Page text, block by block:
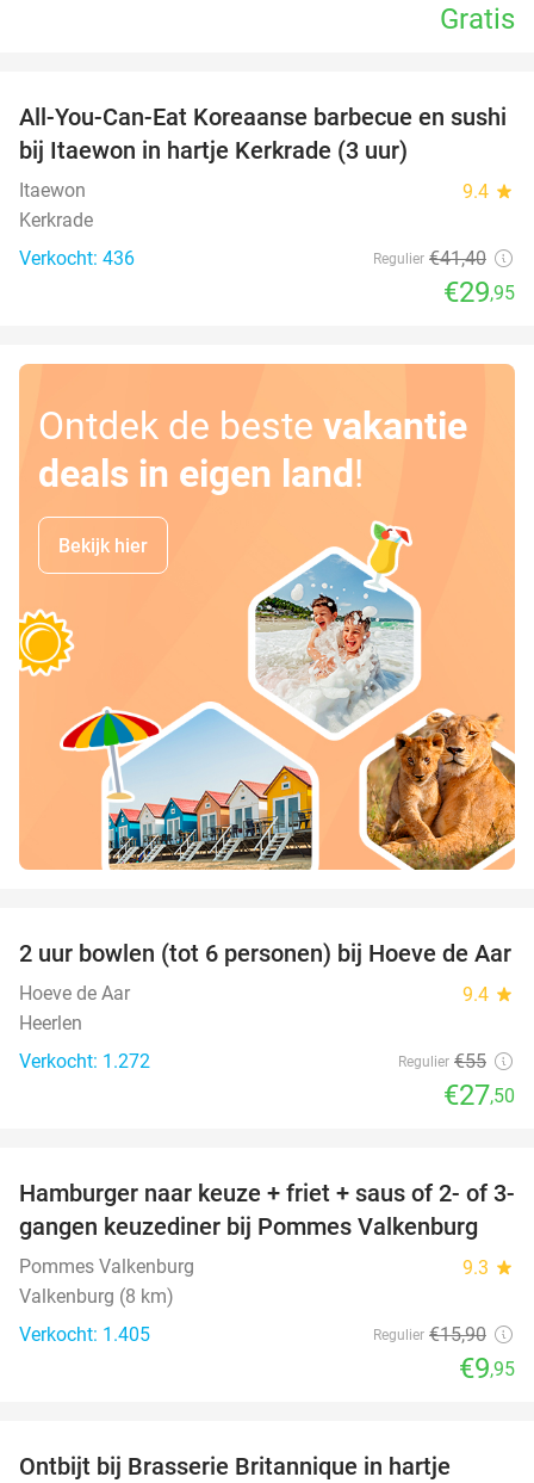
Gratis
28%
All-You-Can-Eat Koreaanse barbecue en sushi
bij Itaewon in hartje Kerkrade (3 uur)
Itaewon 9.4 star
Kerkrade
Verkocht: 436
Regulier €41,40
€29,95
Ontdek de beste vakantie
deals in eigen land!
Bekijk hier
50%
2 uur bowlen (tot 6 personen) bij Hoeve de Aar
Hoeve de Aar 9.4 star
Heerlen
Verkocht: 1.272
Regulier €55
€27,50
37%
Hamburger naar keuze + friet + saus of 2- of 3-
gangen keuzediner bij Pommes Valkenburg
Pommes Valkenburg 9.3 star
Valkenburg (8 km)
Verkocht: 1.405
Regulier €15,90
€9,95
Ontbijt bij Brasserie Britannique in hartje